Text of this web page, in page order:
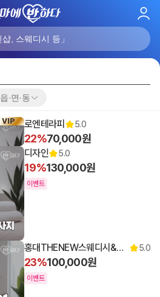
로
읍·면·동
VIP 로엔테라피 5.0
22%70,000원
디자인 5.0
19%130,000원
이벤트
홍대THENEW스웨디시&로미 5.0
23%100,000원
이벤트